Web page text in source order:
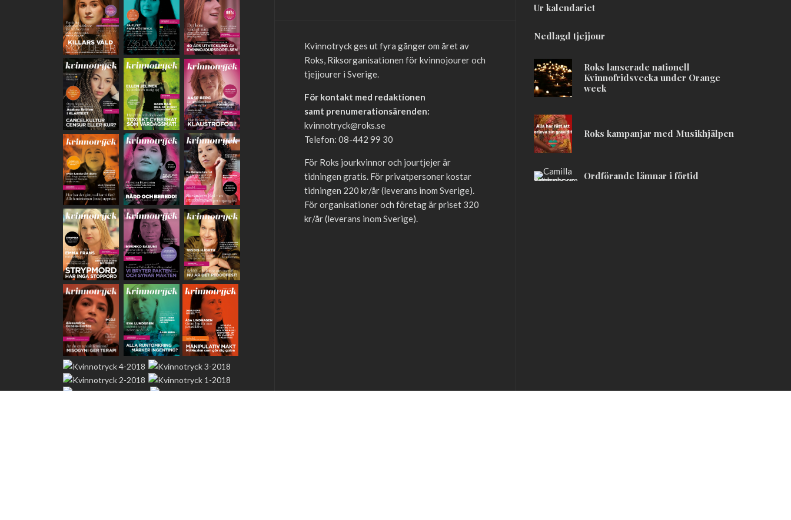
Kvinnotryck ges ut fyra gånger om året av
Roks, Riksorganisationen för kvinnojourer och
tjejjourer i Sverige.
För kontakt med redaktionen
samt prenumerationsärenden:
kvinnotryck@roks.se
Telefon: 08-442 99 30
För Roks jourkvinnor och jourtjejer är
tidningen gratis. För privatpersoner kostar
tidningen 220 kr/år (leverans inom Sverige).
För organisationer och företag är priset 320
kr/år (leverans inom Sverige).
Ur kalendariet
Nedlagd tjejjour
Roks lanserade nationell
Kvinnofridsvecka under Orange
week
Roks kampanjar med Musikhjälpen
Ordförande lämnar i förtid